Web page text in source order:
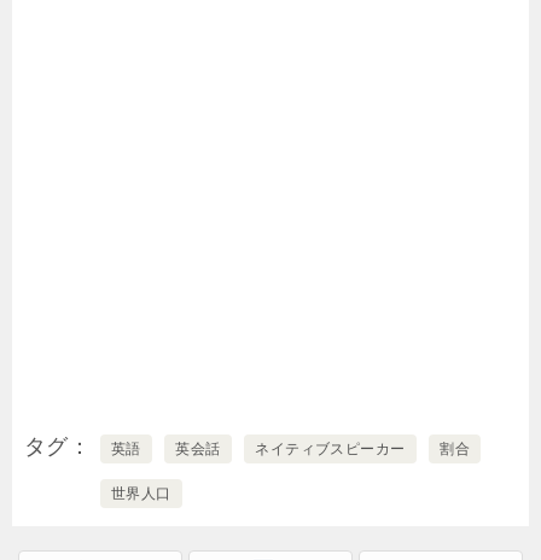
タグ 英語 英会話 ネイティブスピーカー 割合
世界人口